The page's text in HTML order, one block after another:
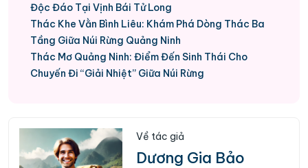
Độc Đáo Tại Vịnh Bái Tử Long
Thác Khe Vằn Bình Liêu: Khám Phá Dòng Thác Ba
Tầng Giữa Núi Rừng Quảng Ninh
Thác Mơ Quảng Ninh: Điểm Đến Sinh Thái Cho
Chuyến Đi “Giải Nhiệt” Giữa Núi Rừng
Về tác giả
Dương Gia Bảo